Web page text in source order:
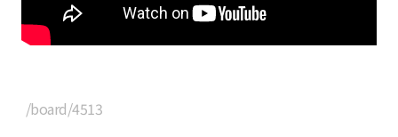
/board/4513